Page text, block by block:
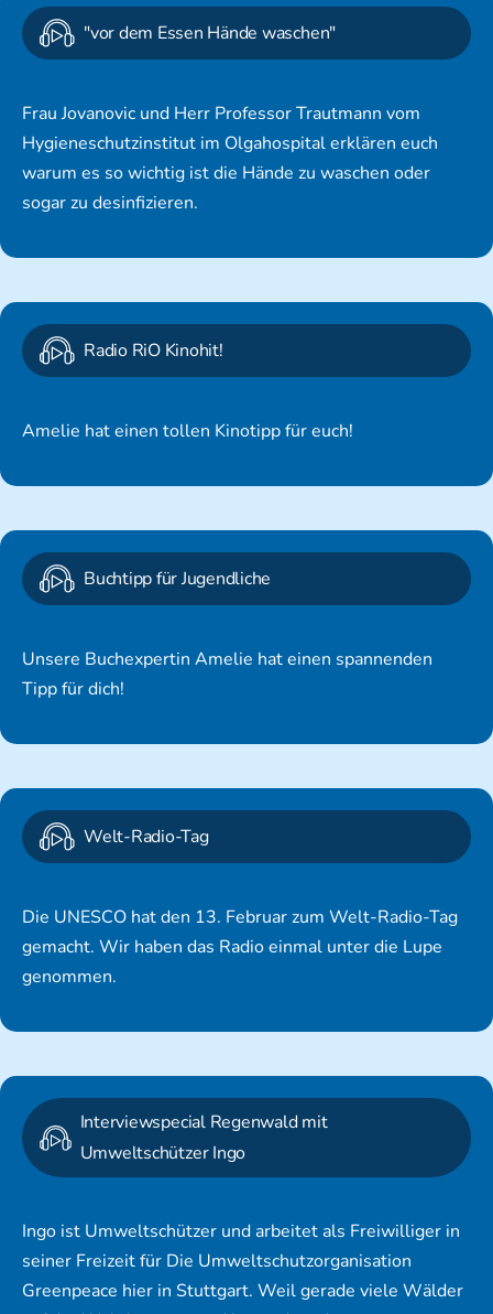
"vor dem Essen Hände waschen"
Frau Jovanovic und Herr Professor Trautmann vom
Hygieneschutzinstitut im Olgahospital erklären euch
warum es so wichtig ist die Hände zu waschen oder
sogar zu desinfizieren.
Radio RiO Kinohit!
Amelie hat einen tollen Kinotipp für euch!
Buchtipp für Jugendliche
Unsere Buchexpertin Amelie hat einen spannenden
Tipp für dich!
Welt-Radio-Tag
Die UNESCO hat den 13. Februar zum Welt-Radio-Tag
gemacht. Wir haben das Radio einmal unter die Lupe
genommen.
Interviewspecial Regenwald mit
Umweltschützer Ingo
Ingo ist Umweltschützer und arbeitet als Freiwilliger in
seiner Freizeit für Die Umweltschutzorganisation
Greenpeace hier in Stuttgart. Weil gerade viele Wälder